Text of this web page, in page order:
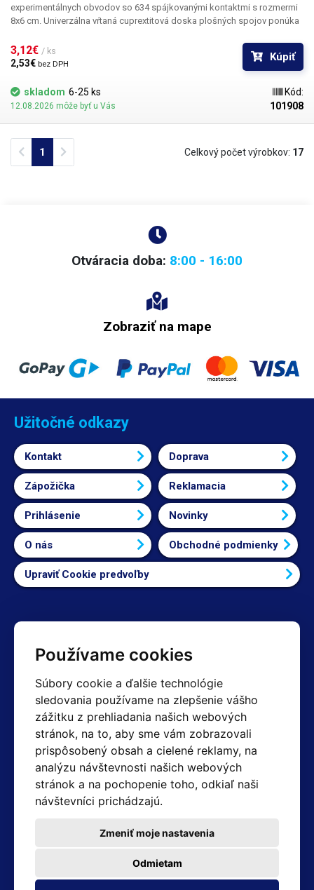
Používame cookies
Súbory cookie a ďalšie technológie
sledovania používame na zlepšenie vášho
zážitku z prehliadania našich webových
stránok, na to, aby sme vám zobrazovali
prispôsobený obsah a cielené reklamy, na
analýzu návštevnosti našich webových
stránok a na pochopenie toho, odkiaľ naši
návštevníci prichádzajú.
Odmietam
Zmeniť moje nastavenia
experimentálnych obvodov so 634 spájkovanými kontaktmi s rozmermi
8x6 cm.
spojov bez potreby zložitého navrhovania, leptania a vŕtania. Predvŕtanú
dosku plošných spojov jednoducho osadíte súčiastkami, spájkujete ich
a vytvoríte medzi nimi cínovú cestu spojením jednotlivých bodov alebo
drôtených prepojok. V porovnaní so sústavami bez spájkovania ponúka
toto riešenie väčšiu stabilitu a spoľahlivosť.
3,12€ / ks
2,53€ bez DPH
Kúpiť
skladom 6-25 ks
12.08.2026 môže byť u Vás
Kód:
101908
Previous
1 Celkový počet výrobkov: 17
Otváracia doba: 8:00 - 16:00
Zobraziť na mape
Užitočné odkazy
Kontakt Doprava
Zápožička Reklamacia
Prihlásenie Novinky
O nás Obchodné podmienky
Upraviť Cookie predvoľby
Kontakty
+420 603 357 606 +420 605 234 204
info@hotair.cz
Fakturačné a expedičné oddelenie
+420 605 259 759 (Po–Pia: 7:30 – 15:00)
Technické oddelenie
+420 603 355 085 (Po–Pia: 8:00 – 16:00)
servis@hotair.cz
Výdaj tovaru (Ostrava): Po-Pia: 8:00 - 16:00
Platba len v hotovosti